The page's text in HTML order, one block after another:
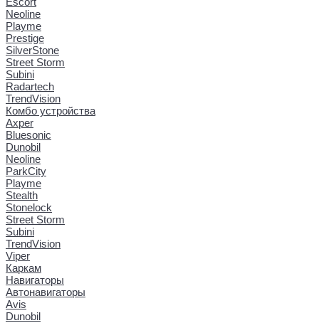
Neoline
Playme
Prestige
SilverStone
Street Storm
Subini
Radartech
TrendVision
Комбо устройства
Axper
Bluesonic
Dunobil
Neoline
ParkCity
Playme
Stealth
Stonelock
Street Storm
Subini
TrendVision
Viper
Каркам
Навигаторы
Автонавигаторы
Avis
Dunobil